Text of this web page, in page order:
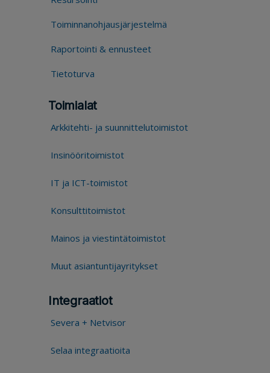
Toiminnanohjausjärjestelmä
Raportointi & ennusteet
Tietoturva
Toimialat
Arkkitehti- ja suunnittelutoimistot
Insinööritoimistot
IT ja ICT-toimistot
Konsulttitoimistot
Mainos ja viestintätoimistot
Muut asiantuntijayritykset
Integraatiot
Severa + Netvisor
Selaa integraatioita